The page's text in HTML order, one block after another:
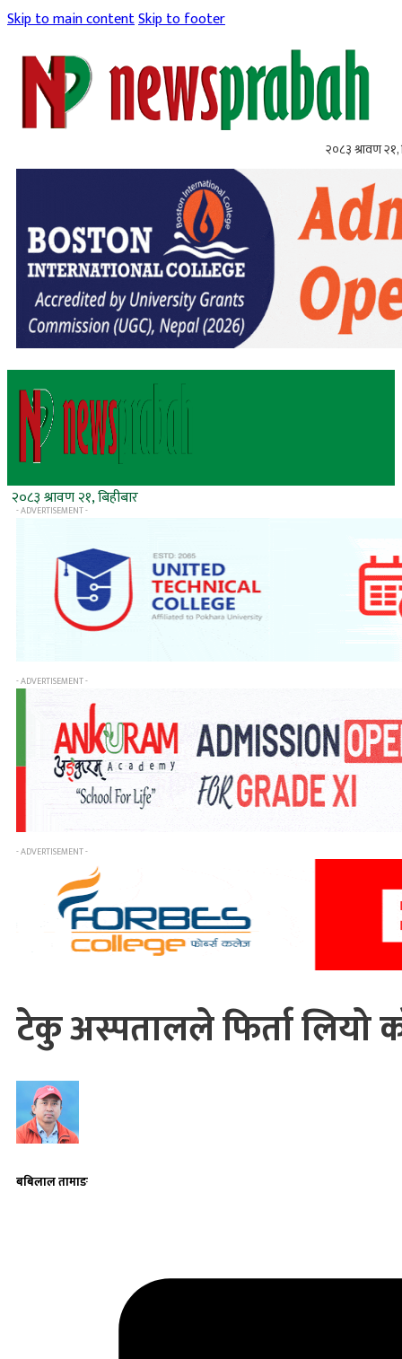
Skip to main contentSkip to footer
२०८३ श्रावण २१,
२०८३ श्रावण २१, बिहीबार
- ADVERTISEMENT -
- ADVERTISEMENT -
- ADVERTISEMENT -
टेकु अस्पतालले फिर्ता लियो
बबिलाल तामाङ